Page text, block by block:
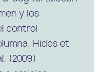
y los
control
Hides et
(2009)